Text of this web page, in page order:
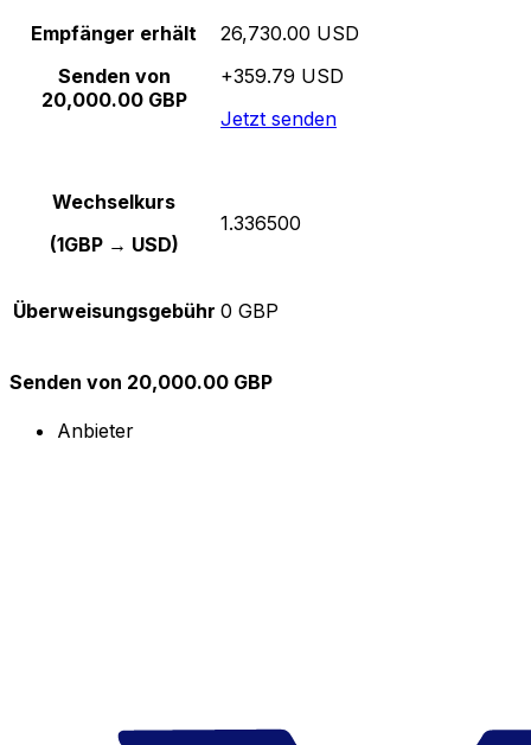
Empfänger erhält
Senden von
20,000.00 GBP
26,730.00 USD
+359.79 USD
Jetzt senden
Wechselkurs
(1GBP → USD)
1.336500
Überweisungsgebühr 0 GBP
Senden von 20,000.00 GBP
Anbieter